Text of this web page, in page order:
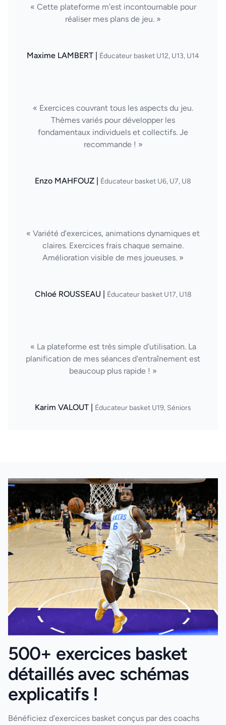
« Cette plateforme m’est incontournable pour
réaliser mes plans de jeu. »
Maxime LAMBERT | Éducateur basket U12, U13, U14
« Exercices couvrant tous les aspects du jeu.
Thèmes variés pour développer les
fondamentaux individuels et collectifs. Je
recommande ! »
Enzo MAHFOUZ | Éducateur basket U6, U7, U8
« Variété d’exercices, animations dynamiques et
claires. Exercices frais chaque semaine.
Amélioration visible de mes joueuses. »
Chloé ROUSSEAU | Éducateur basket U17, U18
« La plateforme est très simple d'utilisation. La
planification de mes séances d'entraînement est
beaucoup plus rapide ! »
Karim VALOUT | Éducateur basket U19, Séniors
500+ exercices basket
détaillés avec schémas
explicatifs !
Bénéficiez d'exercices basket conçus par des coachs